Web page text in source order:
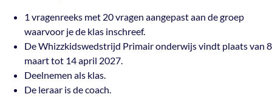
1 vragenreeks met 20 vragen aangepast aan de groep
waarvoor je de klas inschreef.
De Whizzkidswedstrijd Primair onderwijs vindt plaats van 8
maart tot 14 april 2027.
Deelnemen als klas.
De leraar is de coach.